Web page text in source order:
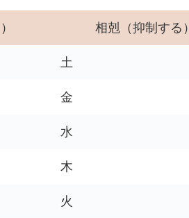
相剋（抑制する）
土
金
水
木
火